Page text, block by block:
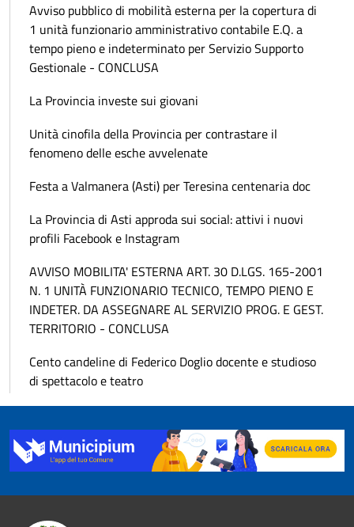
Avviso pubblico di mobilità esterna per la copertura di
1 unità funzionario amministrativo contabile E.Q. a
tempo pieno e indeterminato per Servizio Supporto
Gestionale - CONCLUSA
La Provincia investe sui giovani
Unità cinofila della Provincia per contrastare il
fenomeno delle esche avvelenate
Festa a Valmanera (Asti) per Teresina centenaria doc
La Provincia di Asti approda sui social: attivi i nuovi
profili Facebook e Instagram
AVVISO MOBILITA' ESTERNA ART. 30 D.LGS. 165-2001
N. 1 UNITÀ FUNZIONARIO TECNICO, TEMPO PIENO E
INDETER. DA ASSEGNARE AL SERVIZIO PROG. E GEST.
TERRITORIO - CONCLUSA
Cento candeline di Federico Doglio docente e studioso
di spettacolo e teatro